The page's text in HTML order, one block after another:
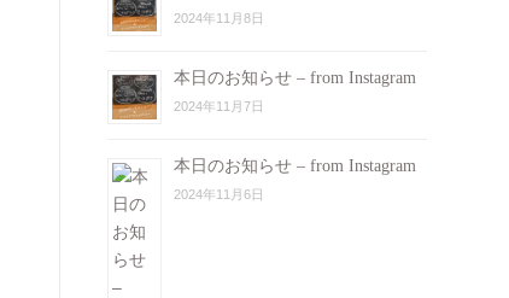
2024年11月8日
本日のお知らせ – from Instagram
2024年11月7日
本日のお知らせ – from Instagram
2024年11月6日